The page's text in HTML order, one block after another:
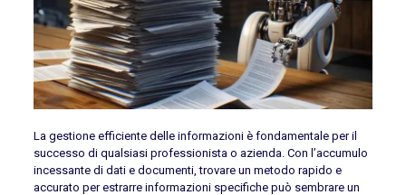
La gestione efficiente delle informazioni è fondamentale per il
successo di qualsiasi professionista o azienda. Con l’accumulo
incessante di dati e documenti, trovare un metodo rapido e
accurato per estrarre informazioni specifiche può sembrare un